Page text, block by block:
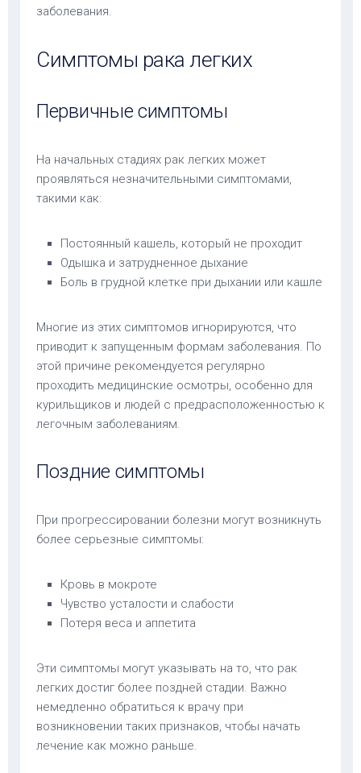
заболевания.
Симптомы рака легких
Первичные симптомы
На начальных стадиях рак легких может
проявляться незначительными симптомами,
такими как:
Постоянный кашель, который не проходит
Одышка и затрудненное дыхание
Боль в грудной клетке при дыхании или кашле
Многие из этих симптомов игнорируются, что
приводит к запущенным формам заболевания. По
этой причине рекомендуется регулярно
проходить медицинские осмотры, особенно для
курильщиков и людей с предрасположенностью к
легочным заболеваниям.
Поздние симптомы
При прогрессировании болезни могут возникнуть
более серьезные симптомы:
Кровь в мокроте
Чувство усталости и слабости
Потеря веса и аппетита
Эти симптомы могут указывать на то, что рак
легких достиг более поздней стадии. Важно
немедленно обратиться к врачу при
возникновении таких признаков, чтобы начать
лечение как можно раньше.